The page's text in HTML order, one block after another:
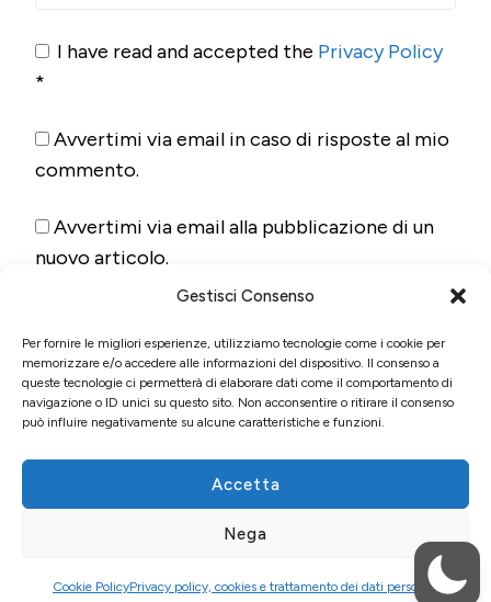
Gestisci Consenso
Per fornire le migliori esperienze, utilizziamo tecnologie come i cookie per
memorizzare e/o accedere alle informazioni del dispositivo. Il consenso a
queste tecnologie ci permetterà di elaborare dati come il comportamento di
navigazione o ID unici su questo sito. Non acconsentire o ritirare il consenso
può influire negativamente su alcune caratteristiche e funzioni.
Accetta
Nega
Cookie PolicyPrivacy policy, cookies e trattamento dei dati personali
I have read and accepted the Privacy Policy
*
Avvertimi via email in caso di risposte al mio
commento.
Avvertimi via email alla pubblicazione di un
nuovo articolo.
Blossom Themes
Privacy policy, cookies e trattamento dei dati